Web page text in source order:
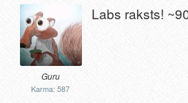
Guru
Karma: 587
Labs raksts!